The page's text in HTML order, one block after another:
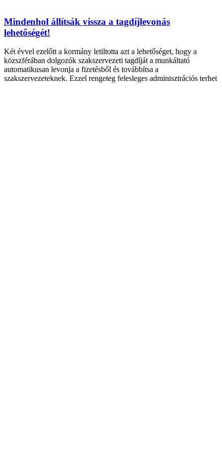
Mindenhol állítsák vissza a tagdíjlevonás
lehetőségét!
Két évvel ezelőtt a kormány letiltotta azt a lehetőséget, hogy a
közszférában dolgozók szakszervezeti tagdíját a munkáltató
automatikusan levonja a fizetésből és továbbítsa a
szakszervezeteknek. Ezzel rengeteg felesleges adminisztrációs terhet